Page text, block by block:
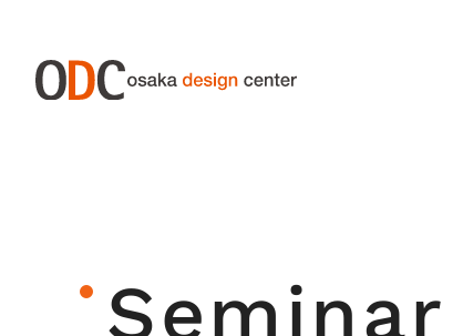
大阪デザインセンターとは
Seminar